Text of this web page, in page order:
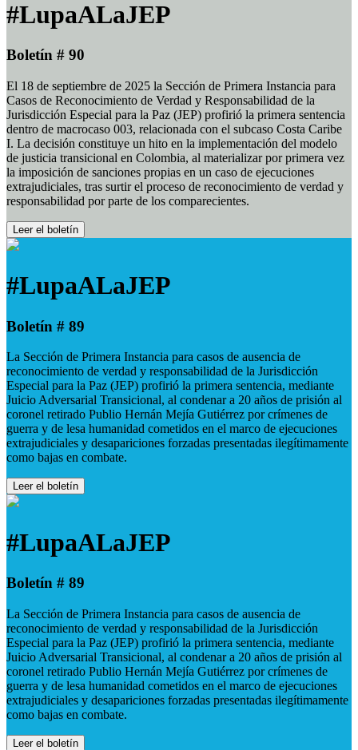
#LupaALaJEP
Boletín # 90
El 18 de septiembre de 2025 la Sección de Primera Instancia para
Casos de Reconocimiento de Verdad y Responsabilidad de la
Jurisdicción Especial para la Paz (JEP) profirió la primera sentencia
dentro de macrocaso 003, relacionada con el subcaso Costa Caribe
I. La decisión constituye un hito en la implementación del modelo
de justicia transicional en Colombia, al materializar por primera vez
la imposición de sanciones propias en un caso de ejecuciones
extrajudiciales, tras surtir el proceso de reconocimiento de verdad y
responsabilidad por parte de los comparecientes.
Leer el boletín
#LupaALaJEP
Boletín # 89
La Sección de Primera Instancia para casos de ausencia de
reconocimiento de verdad y responsabilidad de la Jurisdicción
Especial para la Paz (JEP) profirió la primera sentencia, mediante
Juicio Adversarial Transicional, al condenar a 20 años de prisión al
coronel retirado Publio Hernán Mejía Gutiérrez por crímenes de
guerra y de lesa humanidad cometidos en el marco de ejecuciones
extrajudiciales y desapariciones forzadas presentadas ilegítimamente
como bajas en combate.
Leer el boletín
#LupaALaJEP
Boletín # 89
La Sección de Primera Instancia para casos de ausencia de
reconocimiento de verdad y responsabilidad de la Jurisdicción
Especial para la Paz (JEP) profirió la primera sentencia, mediante
Juicio Adversarial Transicional, al condenar a 20 años de prisión al
coronel retirado Publio Hernán Mejía Gutiérrez por crímenes de
guerra y de lesa humanidad cometidos en el marco de ejecuciones
extrajudiciales y desapariciones forzadas presentadas ilegítimamente
como bajas en combate.
Leer el boletín